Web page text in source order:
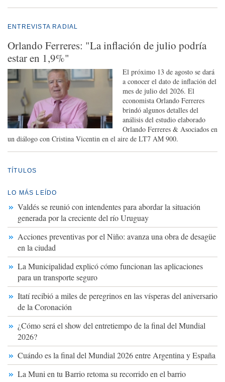
ENTREVISTA RADIAL
Orlando Ferreres: "La inflación de julio podría
estar en 1,9%"
El próximo 13 de agosto se dará
a conocer el dato de inflación del
mes de julio del 2026. El
economista Orlando Ferreres
brindó algunos detalles del
análisis del estudio elaborado
Orlando Ferreres & Asociados en
un diálogo con Cristina Vicentin en el aire de LT7 AM 900.
TÍTULOS
LO MÁS LEÍDO
Valdés se reunió con intendentes para abordar la situación
generada por la creciente del río Uruguay
Acciones preventivas por el Niño: avanza una obra de desagüe
en la ciudad
La Municipalidad explicó cómo funcionan las aplicaciones
para un transporte seguro
Itatí recibió a miles de peregrinos en las vísperas del aniversario
de la Coronación
¿Cómo será el show del entretiempo de la final del Mundial
2026?
Cuándo es la final del Mundial 2026 entre Argentina y España
La Muni en tu Barrio retoma su recorrido en el barrio